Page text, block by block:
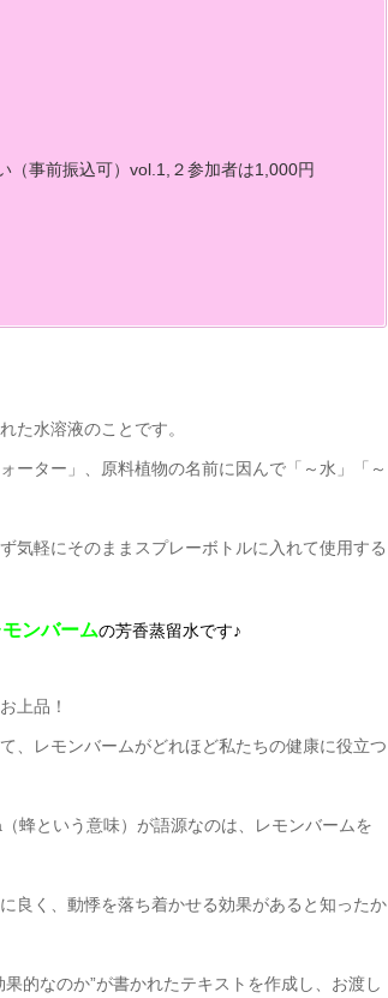
振込可）vol.1,２参加者は1,000円
た水溶液のことです。
ーター」、原料植物の名前に因んで「～水」「～
気軽にそのままスプレーボトルに入れて使用する
モンバームの芳香蒸留水です♪
上品！
、レモンバームがどれほど私たちの健康に役立つ
蜂という意味）が語源なのは、レモンバームを
良く、動悸を落ち着かせる効果があると知ったか
的なのか”が書かれたテキストを作成し、お渡し